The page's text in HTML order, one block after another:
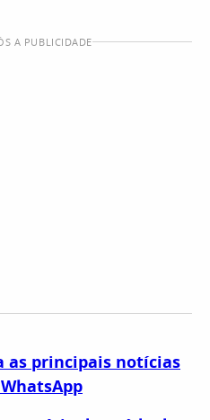
A PUBLICIDADE
as principais notícias